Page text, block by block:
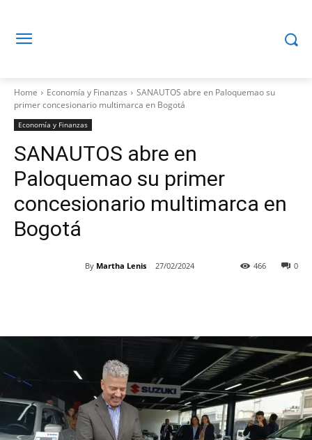
Home Economía y Finanzas
SANAUTOS abre en Paloquemao su
primer concesionario multimarca en Bogotá
Economía y Finanzas
SANAUTOS abre en
Paloquemao su primer
concesionario multimarca en
Bogotá
By Martha Lenis 27/02/2024 0
466